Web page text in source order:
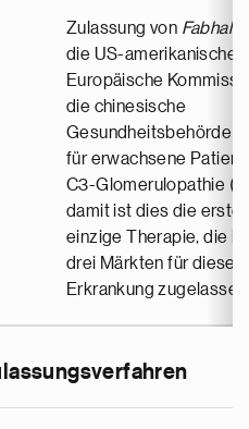
Zulassung von Fabhalta
die US-amerikanische
Europäische
die chinesische
Gesundheitsbehörde
für erwachsene
C3-Glomerulopathie
damit ist dies die erste
einzige Therapie, die in
drei Märkten für diese
Erkrankung